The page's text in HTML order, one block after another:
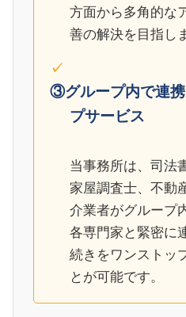
方面から多角的な
善の解決を目指し
③グループ内で連
プサービス
当事務所は、司法
家屋調査士、不動
介業者がグループ
各専門家と緊密に
続きをワンストッ
とが可能です。